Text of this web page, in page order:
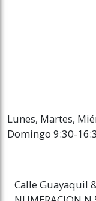
Lunes, Martes,
Domingo 9:30-
Calle Guayaquil